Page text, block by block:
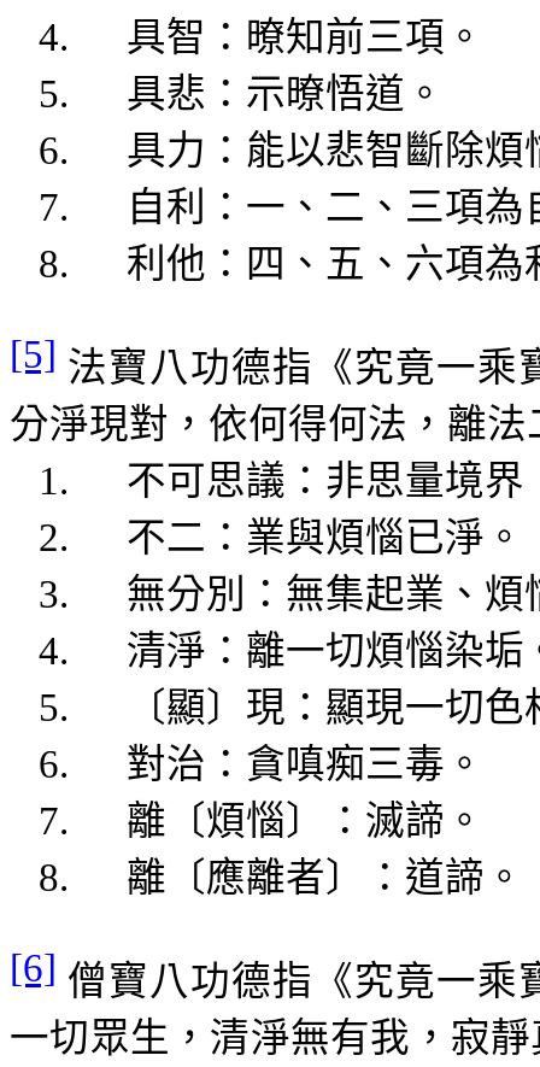
4.
具智 ： 暸知前三項。
5.
具悲： 示暸悟道。
6.
具力 ：能以悲智斷除煩
7.
自利：一、二、三項為
8.
利他：四、五、六項為
[5] 法寶八功德指《究竟一乘
分淨現對，依何得何法， 離法
1.
不可思議：非思量境界
2.
不二：業與煩惱已淨。
3.
無分別： 無集起業 、
4.
清淨：離一切煩惱染垢
5.
〔顯〕現：顯現一切
6.
對治： 貪嗔痴三毒。
7.
離〔煩惱〕：滅諦 。
8.
離〔應離者〕：道諦 。
[6] 僧寶八功德指《究竟一乘
一切眾生，清淨無有我，寂靜